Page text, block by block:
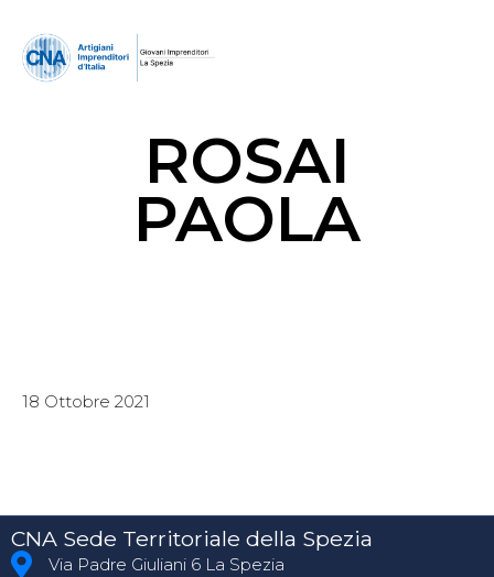
ROSAI
PAOLA
18 Ottobre 2021
CNA Sede Territoriale della Spezia
Via Padre Giuliani 6 La Spezia